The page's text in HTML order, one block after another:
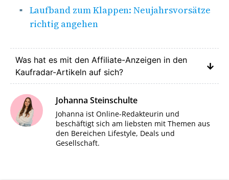
Laufband zum Klappen: Neujahrsvorsätze
richtig angehen
Was hat es mit den Affiliate-Anzeigen in den
Kaufradar-Artikeln auf sich?
Johanna Steinschulte
Johanna ist Online-Redakteurin und
beschäftigt sich am liebsten mit Themen aus
den Bereichen Lifestyle, Deals und
Gesellschaft.